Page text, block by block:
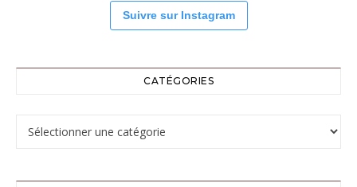
Suivre sur Instagram
CATÉGORIES
Catégories